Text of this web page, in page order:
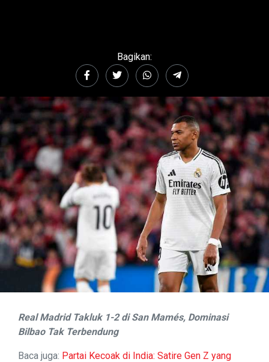
Bagikan:
Real Madrid Takluk 1-2 di San Mamés, Dominasi
Bilbao Tak Terbendung
Baca juga: Partai Kecoak di India: Satire Gen Z yang